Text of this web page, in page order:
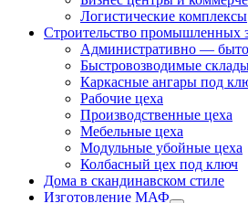
Логистические комплексы
Строительство промышленных
Административно —
Быстровозводимые
Каркасные ангары под
Рабочие цеха
Производственные цеха
Мебельные цеха
Модульные убойные цеха
Колбасный цех под ключ
Дома в скандинавском стиле
Изготовление МАФ